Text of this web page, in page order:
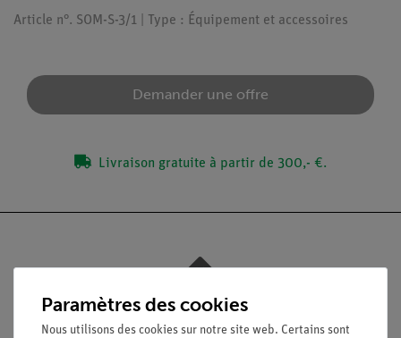
Article n°. SOM-S-3/1 | Type : Équipement et accessoires
Demander une offre
Livraison gratuite à partir de 300,- €.
Nach oben
Paramètres des cookies
Nous utilisons des cookies sur notre site web. Certains sont